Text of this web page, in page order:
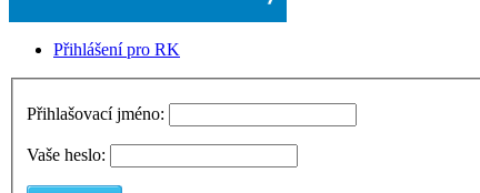
Přihlášení pro RK
Přihlašovací jméno:
Vaše heslo: